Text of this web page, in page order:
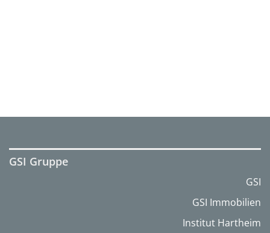
GSI Gruppe
GSI
GSI Immobilien
Institut Hartheim